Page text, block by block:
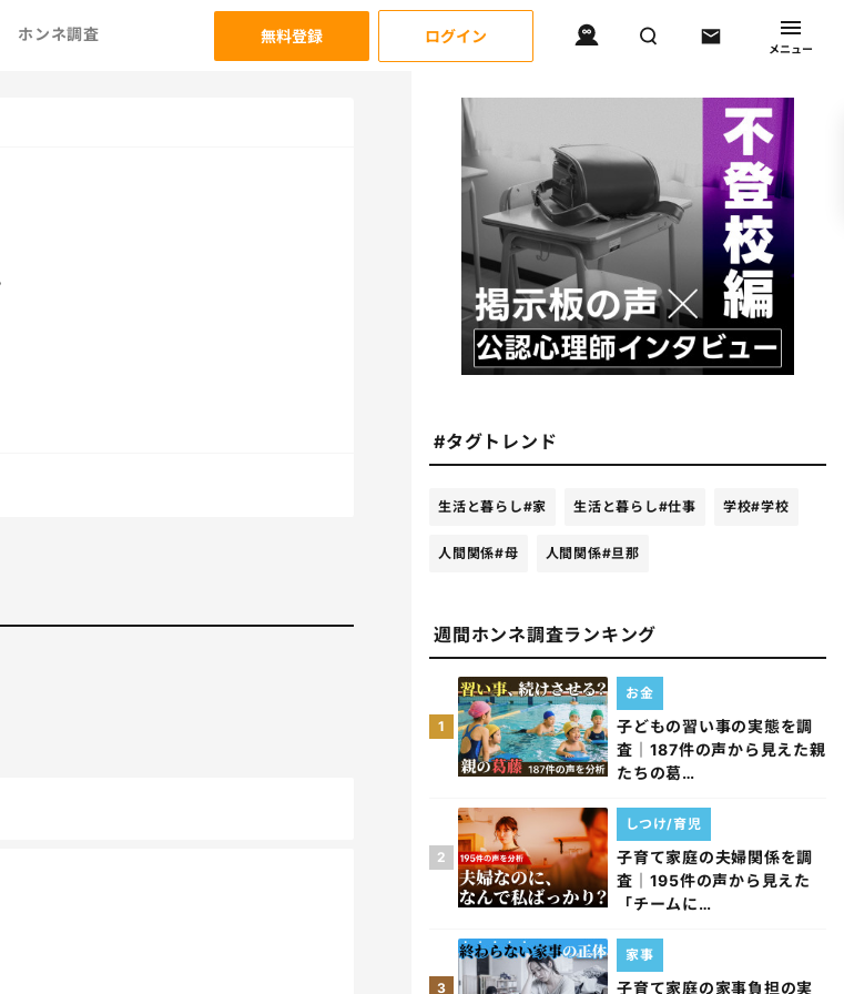
ホンネ調査 無料登録 ログイン
メニュー
#タグトレンド
生活と暮らし#家 生活と暮らし#仕事 学校#学校
人間関係#母 人間関係#旦那
週間ホンネ調査ランキング
1
子どもの習い事の実態を調
査｜187件の声から見えた親
たちの葛…
お金
2
子育て家庭の夫婦関係を調
査｜195件の声から見えた
「チームに…
しつけ/育児
3
子育て家庭の家事負担の実
家事